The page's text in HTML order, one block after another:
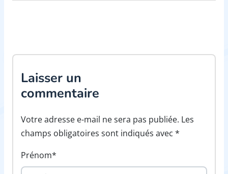
Laisser un
commentaire
Votre adresse e-mail ne sera pas publiée. Les
champs obligatoires sont indiqués avec *
Prénom*